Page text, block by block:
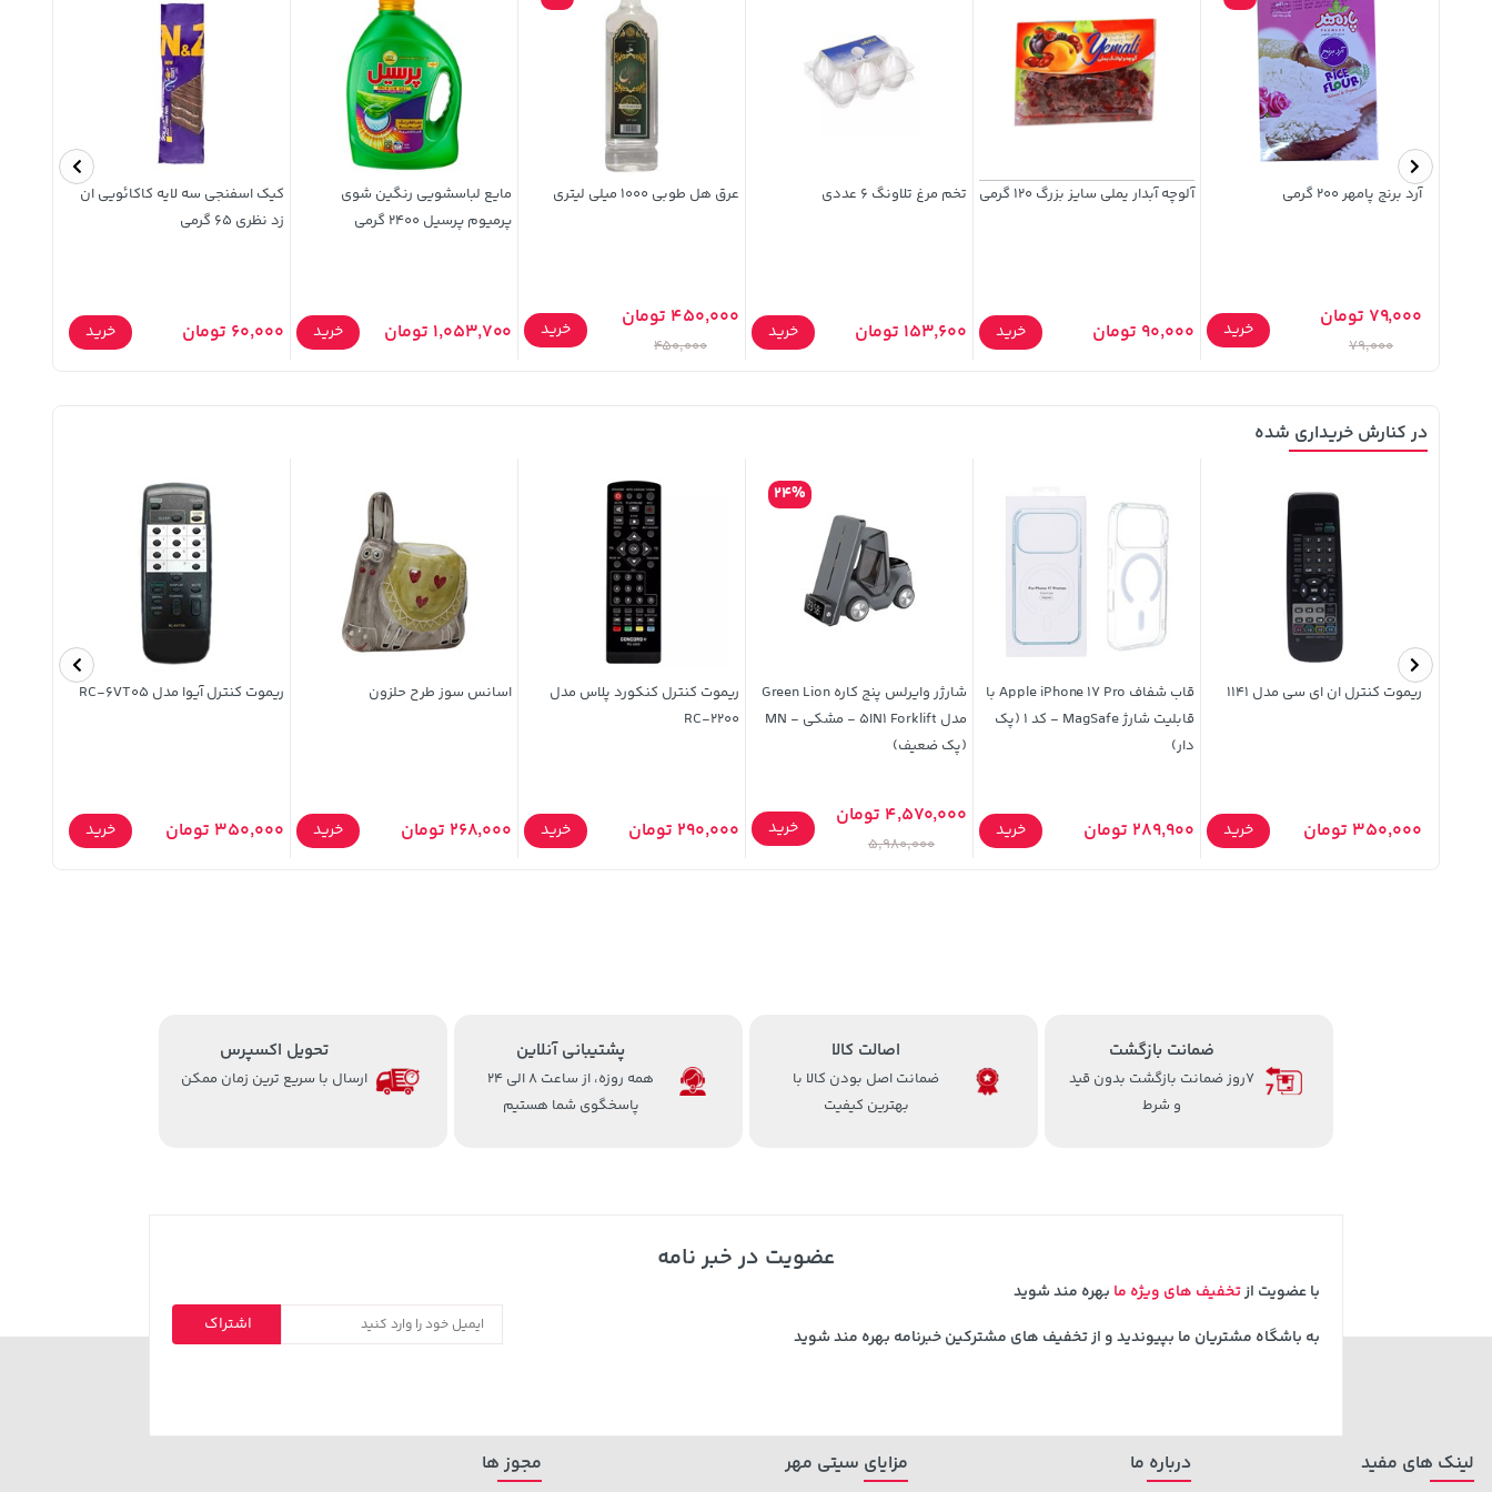
آرد برنج پامهر 200 گرمی
79,000 تومان
79,000
خرید
آلوچه آبدار یملی سایز بزرگ 120 گرمی
90,000 تومان خرید
تخم مرغ تلاونگ 6 عددی
153,600 تومان خرید
عرق هل طوبی 1000 میلی لیتری
450,000 تومان
450,000
خرید
مایع لباسشویی رنگین شوی
پرمیوم پرسیل 2400 گرمی
1,053,700 تومان خرید
کیک اسفنجی سه لایه کاکائویی ان
زد نظری 65 گرمی
60,000 تومان خرید
در کنارش خریداری شده
ریموت کنترل ان ای سی مدل 1141
350,000 تومان خرید
قاب شفاف Apple iPhone 17 Pro با
قابلیت شارژ MagSafe - کد 1 (پک
دار)
289,900 تومان خرید
شارژر وایرلس پنج کاره Green Lion
مدل 5IN1 Forklift - مشکی - MN
(پک ضعیف)
24%
4,570,000 تومان
5,980,000
خرید
ریموت کنترل کنکورد پلاس مدل
RC-2200
290,000 تومان خرید
اسانس سوز طرح حلزون
268,000 تومان خرید
ریموت کنترل آیوا مدل RC-6VT05
350,000 تومان خرید
ضمانت بازگشت
7روز ضمانت بازگشت بدون قید
و شرط
اصالت کالا
ضمانت اصل بودن کالا با
بهترین کیفیت
پشتیبانی آنلاین
همه روزه، از ساعت 8 الی 24
پاسخگوی شما هستیم
تحویل اکسپرس
ارسال با سریع ترین زمان ممکن
عضویت در خبر نامه
با عضویت ازتخفیف های ویژه ما بهره مند شوید
به باشگاه مشتریان ما بپیوندید و از تخفیف های مشترکین خبرنامه بهره مند شوید
اشتراک
لینک های مفید درباره ما مزایای سیتی مهر مجوز ها